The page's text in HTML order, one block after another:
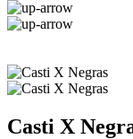
Casti X